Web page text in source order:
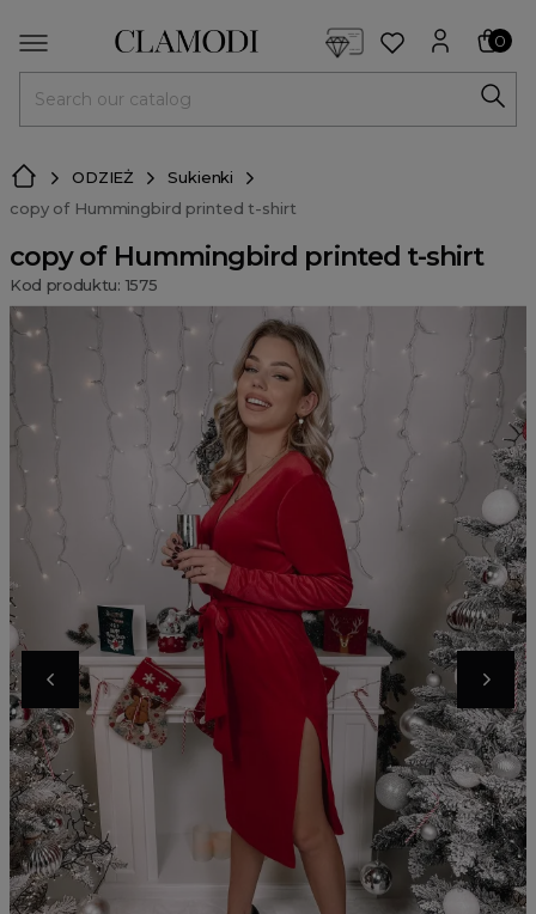
0
ODZIEŻ
Sukienki
copy of Hummingbird printed t-shirt
copy of Hummingbird printed t-shirt
Kod produktu: 1575